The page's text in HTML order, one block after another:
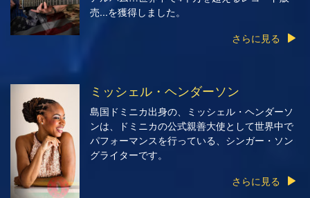
売...を獲得しました。
さらに見る
ミッシェル・ヘンダーソン
島国ドミニカ出身の、ミッシェル・ヘンダーソ
ンは、ドミニカの公式親善大使として世界中で
パフォーマンスを行っている、シンガー・ソン
グライターです。
さらに見る